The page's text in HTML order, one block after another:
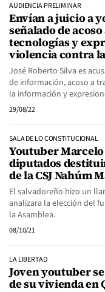
AUDIENCIA PRELIMINAR
Envían a juicio a
señalado de
tecnologías y
violencia contra
José Roberto Silva es
de información, acoso a
la información y
29/08/22
SALA DE LO CONSTITUCIONAL
Youtuber
diputados
de la CSJ Nahúm
El salvadoreño hizo un
analizara la elección del
la Asamblea.
08/10/21
LA LIBERTAD
Joven youtuber
de su vivienda en